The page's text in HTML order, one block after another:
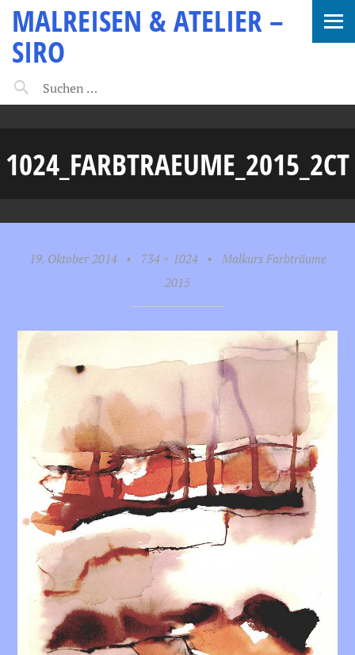
MALREISEN & ATELIER –
SIRO
1024_FARBTRAEUME_2015_2CT
19. Oktober 2014 • 734 × 1024 •
Malkurs Farbträume
2015